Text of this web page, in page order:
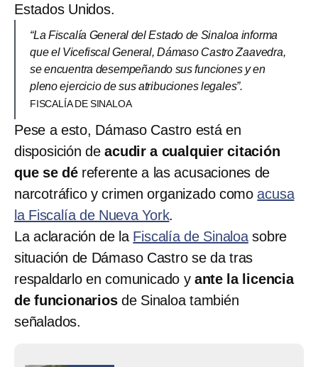
Estados Unidos.
“La Fiscalía General del Estado de Sinaloa informa
que el Vicefiscal General, Dámaso Castro Zaavedra,
se encuentra desempeñando sus funciones y en
pleno ejercicio de sus atribuciones legales”.
FISCALÍA DE SINALOA
Pese a esto, Dámaso Castro está en
disposición deacudir a cualquier citación
que se déreferente a las acusaciones de
narcotráfico y crimen organizado comoacusa
la Fiscalía de Nueva York.
La aclaración de la Fiscalía de Sinaloasobre
situación de Dámaso Castro se da tras
respaldarlo en comunicado y ante la licencia
de funcionariosde Sinaloa también
señalados.